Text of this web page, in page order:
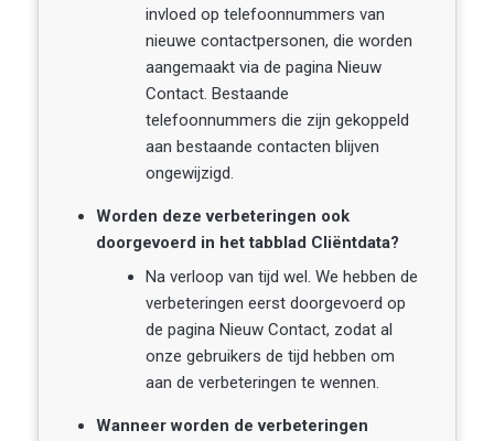
invloed op telefoonnummers van
nieuwe contactpersonen, die worden
aangemaakt via de pagina Nieuw
Contact. Bestaande
telefoonnummers die zijn gekoppeld
aan bestaande contacten blijven
ongewijzigd.
Worden deze verbeteringen ook
doorgevoerd in het tabblad Cliëntdata?
Na verloop van tijd wel. We hebben de
verbeteringen eerst doorgevoerd op
de pagina Nieuw Contact, zodat al
onze gebruikers de tijd hebben om
aan de verbeteringen te wennen.
Wanneer worden de verbeteringen